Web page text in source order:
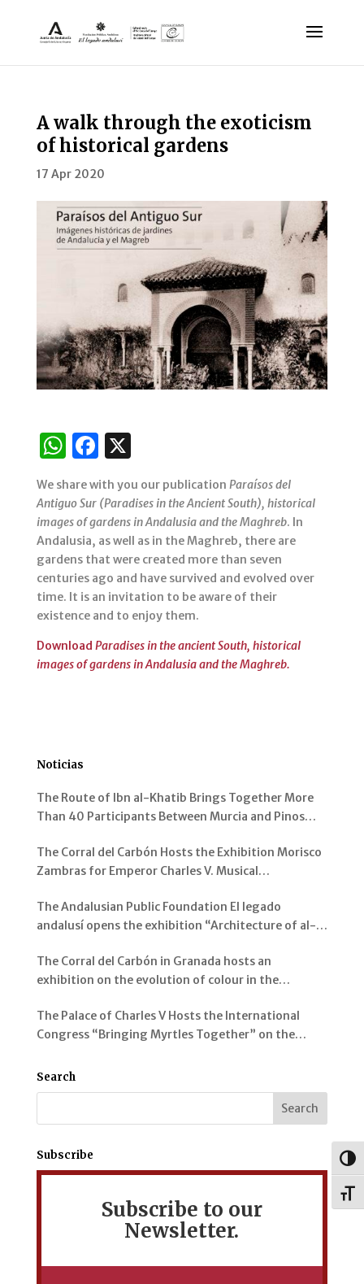
A walk through the exoticism
of historical gardens
17 Apr 2020
W
at
s
A
p
p
F
a
c
e
b
o
o
k
X
We share with you our publication Paraísos del
Antiguo Sur (Paradises in the Ancient South), historical
images of gardens in Andalusia and the Maghreb. In
Andalusia, as well as in the Maghreb, there are
gardens that were created more than seven
centuries ago and have survived and evolved over
time. It is an invitation to be aware of their
existence and to enjoy them.
Download Paradises in the ancient South, historical
images of gardens in Andalusia and the Maghreb.
Noticias
The Route of Ibn al-Khatib Brings Together More
Than 40 Participants Between Murcia and Pinos
The Corral del Carbón Hosts the Exhibition Morisco
Zambras for Emperor Charles V. Musical
The Andalusian Public Foundation El legado
andalusí opens the exhibition “Architecture of al-
The Corral del Carbón in Granada hosts an
exhibition on the evolution of colour in the
The Palace of Charles V Hosts the International
Congress “Bringing Myrtles Together” on the
Mediterranean
Search
Subscribe
Subscribe to our
Newsletter.